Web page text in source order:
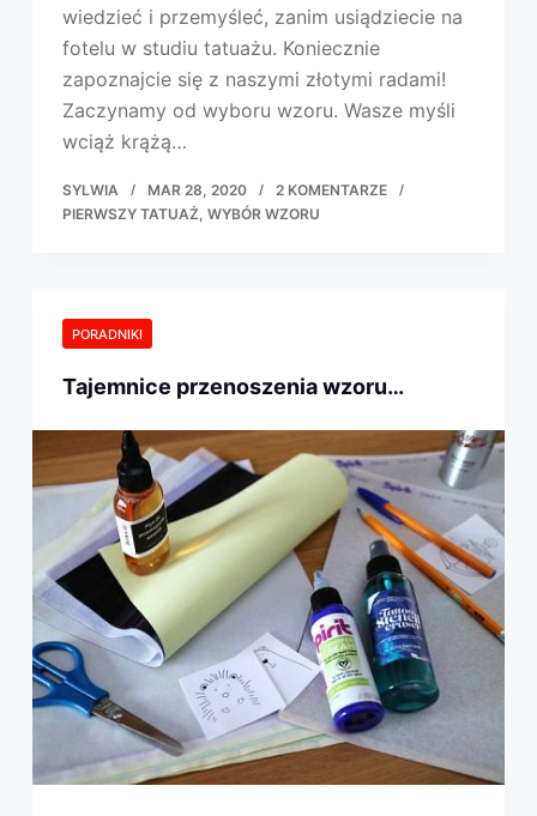
wiedzieć i przemyśleć, zanim usiądziecie na
fotelu w studiu tatuażu. Koniecznie
zapoznajcie się z naszymi złotymi radami!
Zaczynamy od wyboru wzoru. Wasze myśli
wciąż krążą…
SYLWIA MAR 28, 2020
2 KOMENTARZE
PIERWSZY TATUAŻ WYBÓR WZORU
PORADNIKI
Tajemnice przenoszenia wzoru…